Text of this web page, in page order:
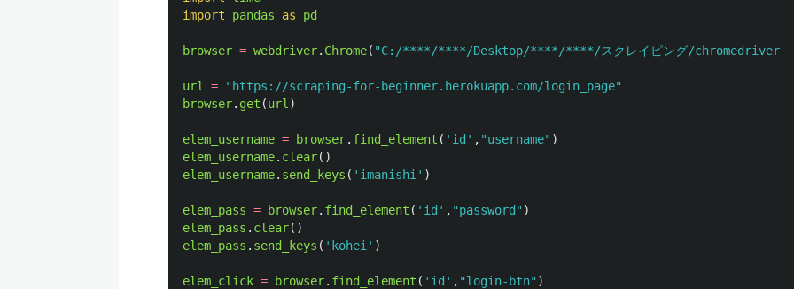
import
pandas as pd
browser = webdriver. Chrome( "C:/****/****/Desktop/****/****/スクレイピング/
url = " https://scraping-for-beginner.herokuapp.com/login_page"
browser. get (url )
elem_username = browser. find_element ( ' id ' , "username" )
elem_username. clear()
elem_username. send_keys ( ' imanishi ' )
elem_pass = browser. find_element ( ' id ' , "password " )
elem_pass . clear()
elem_pass . send_keys ( ' kohei ' )
elem_click = browser. find_element ( ' id ' , "login-btn" )